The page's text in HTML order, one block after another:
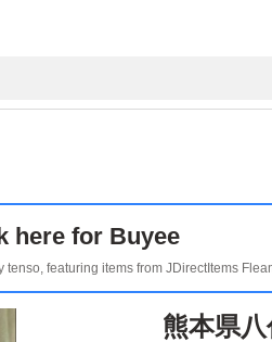
here for Buyee
featuring items from JDirectItems
熊本県